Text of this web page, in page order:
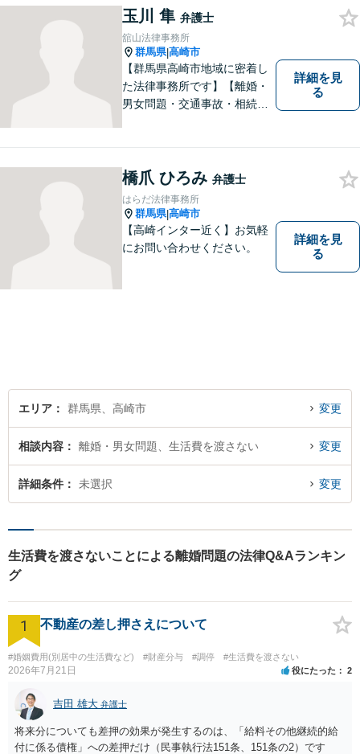
す。最善の解決策は何なの
か、一緒に考えていきましょ
う。
玉川 隼 弁護士
舘山法律事務所
群馬県|高崎市
【群馬県高崎市地域に密着し
た法律事務所です】【離婚・
男女問題・交通事故・相続問
に、何とか笑顔を取り戻して
いただきたいというのをモッ
トーにしております。
詳細を見
る
橋爪 ひろみ 弁護士
はらだ法律事務所
群馬県|高崎市
【高崎インター近く】お気軽
にお問い合わせください。
詳細を見
る
エリア 群馬県、高崎市 変更
相談内容 離婚・男女問題、生活費を渡さない 変更
詳細条件 未選択 変更
生活費を渡さないことによる離婚問題の法律Q&Aランキン
グ
1 不動産の差し押さえについて
#婚姻費用(別居中の生活費など) #財産分与 #調停 #生活費を渡さない
2026年7月21日 役にたった 2
吉田 雄大 弁護士
将来分についても差押の効果が発生するのは、「給料その他継続的給
付に係る債権」への差押だけ（民事執行法151条、151条の2）です